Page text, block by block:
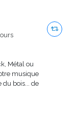
Métal ou
musique
du bois... de